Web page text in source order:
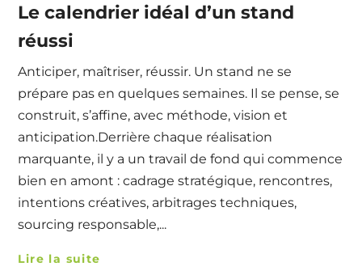
Le calendrier idéal d’un stand
réussi
Anticiper, maîtriser, réussir. Un stand ne se
prépare pas en quelques semaines. Il se pense, se
construit, s’affine, avec méthode, vision et
anticipation.Derrière chaque réalisation
marquante, il y a un travail de fond qui commence
bien en amont : cadrage stratégique, rencontres,
intentions créatives, arbitrages techniques,
sourcing responsable,...
Lire la suite